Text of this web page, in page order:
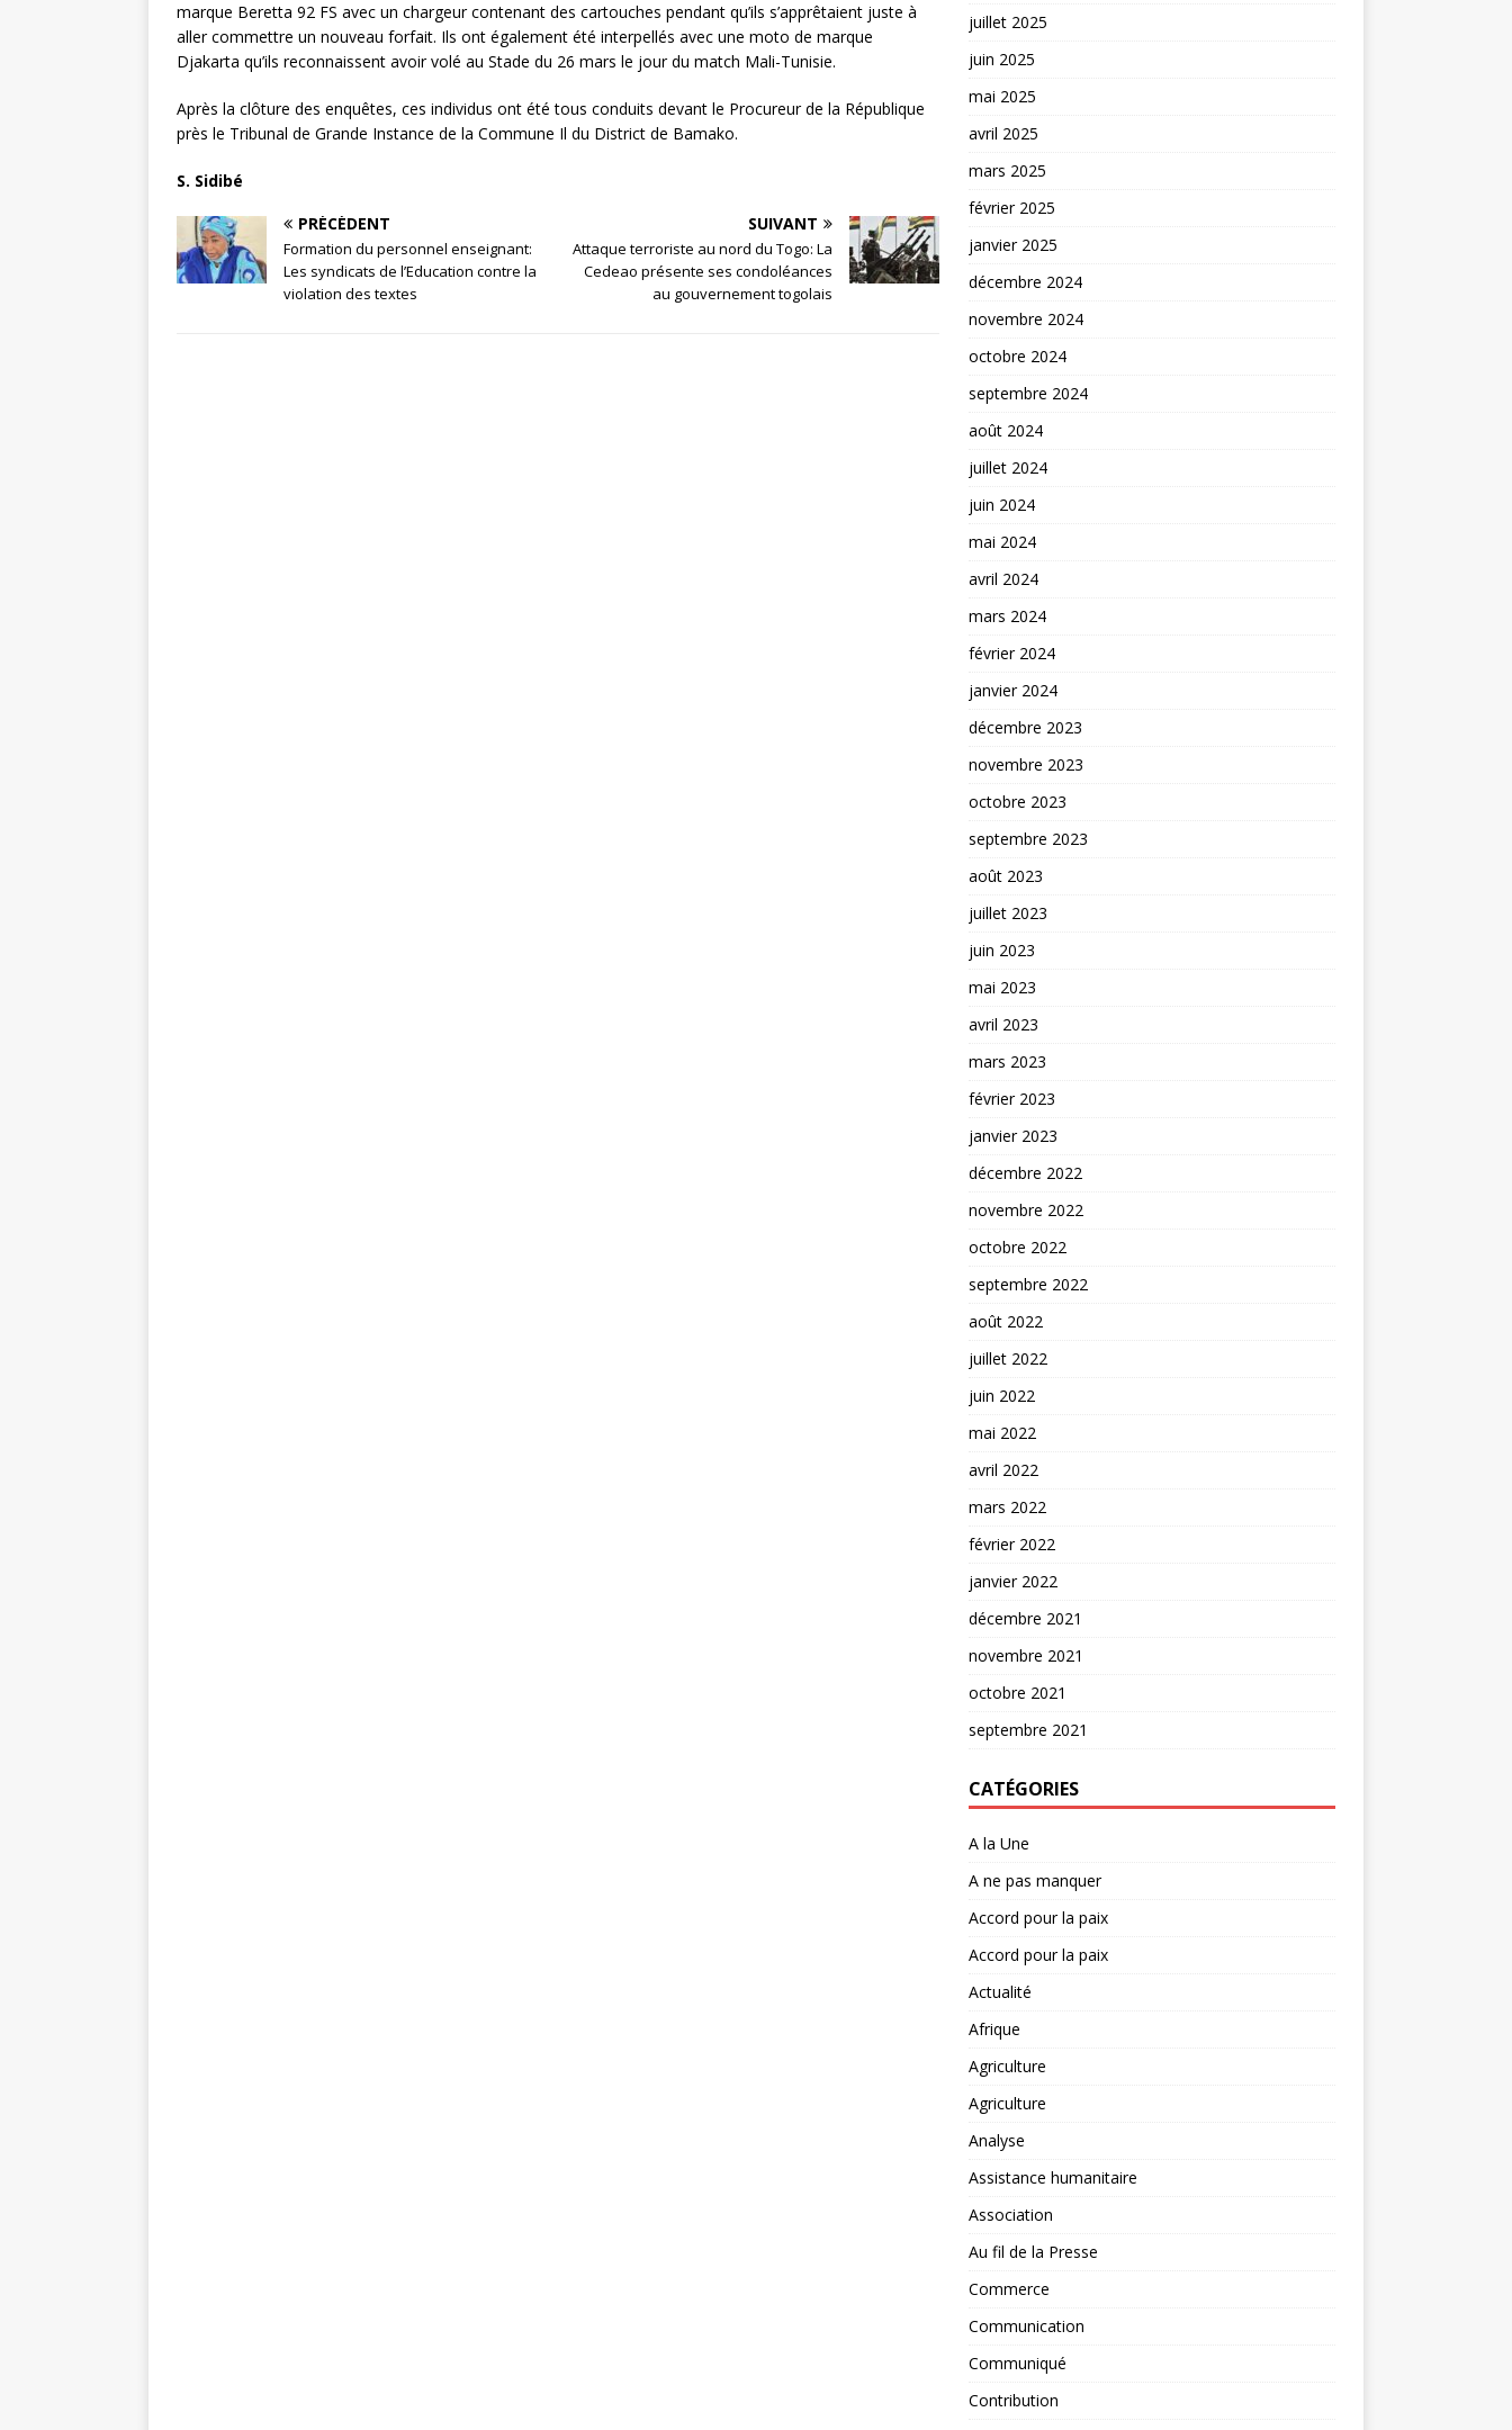
marque Beretta 92 FS avec un chargeur contenant des cartouches pendant qu’ils s’apprêtaient juste à
aller commettre un nouveau forfait. Ils ont également été interpellés avec une moto de marque
Djakarta qu’ils reconnaissent avoir volé au Stade du 26 mars le jour du match Mali-Tunisie.
Après la clôture des enquêtes, ces individus ont été tous conduits devant le Procureur de la République
près le Tribunal de Grande Instance de la Commune Il du District de Bamako.
S. Sidibé
PRÉCÉDENT
Formation du personnel enseignant:
Les syndicats de l’Education contre la
violation des textes
SUIVANT
Attaque terroriste au nord du Togo: La
Cedeao présente ses condoléances
au gouvernement togolais
juillet 2025
juin 2025
mai 2025
avril 2025
mars 2025
février 2025
janvier 2025
décembre 2024
novembre 2024
octobre 2024
septembre 2024
août 2024
juillet 2024
juin 2024
mai 2024
avril 2024
mars 2024
février 2024
janvier 2024
décembre 2023
novembre 2023
octobre 2023
septembre 2023
août 2023
juillet 2023
juin 2023
mai 2023
avril 2023
mars 2023
février 2023
janvier 2023
décembre 2022
novembre 2022
octobre 2022
septembre 2022
août 2022
juillet 2022
juin 2022
mai 2022
avril 2022
mars 2022
février 2022
janvier 2022
décembre 2021
novembre 2021
octobre 2021
septembre 2021
CATÉGORIES
A la Une
A ne pas manquer
Accord pour la paix
Accord pour la paix
Actualité
Afrique
Agriculture
Agriculture
Analyse
Assistance humanitaire
Association
Au fil de la Presse
Commerce
Communication
Communiqué
Contribution